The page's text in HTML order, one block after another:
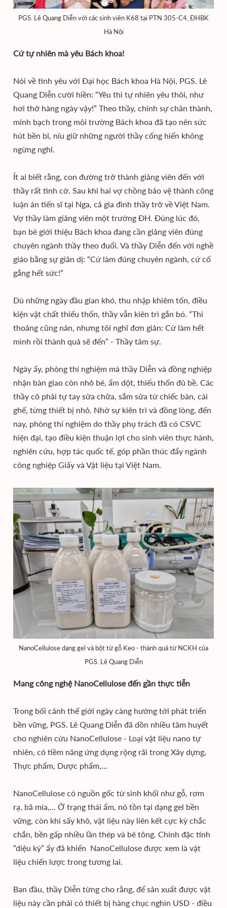
PGS. Lê Quang Diễn với các sinh viên K68 tại PTN 305-C4, ĐHBK
Hà Nội
Cứ tự nhiên mà yêu Bách khoa!
Nói về tình yêu với Đại học Bách khoa Hà Nội, PGS. Lê
Quang Diễn cười hiền: “Yêu thì tự nhiên yêu thôi, như
hơi thở hàng ngày vậy!” Theo thầy, chính sự chân thành,
minh bạch trong môi trường Bách khoa đã tạo nên sức
hút bền bỉ, níu giữ những người thầy cống hiến không
ngừng nghỉ.
Ít ai biết rằng, con đường trở thành giảng viên đến với
thầy rất tình cờ. Sau khi hai vợ chồng bảo vệ thành công
luận án tiến sĩ tại Nga, cả gia đình thầy trở về Việt Nam.
Vợ thầy làm giảng viên một trường ĐH. Đúng lúc đó,
bạn bè giới thiệu Bách khoa đang cần giảng viên đúng
chuyên ngành thầy theo đuổi. Và thầy Diễn đến với nghề
giáo bằng sự giản dị: “Cứ làm đúng chuyên ngành, cứ cố
gắng hết sức!”
Dù những ngày đầu gian khó, thu nhập khiêm tốn, điều
kiện vật chất thiếu thốn, thầy vẫn kiên trì gắn bó. “Thi
thoảng cũng nản, nhưng tôi nghĩ đơn giản: Cứ làm hết
mình rồi thành quả sẽ đến” - Thầy tâm sự.
Ngày ấy, phòng thí nghiệm mà thầy Diễn và đồng nghiệp
nhận bàn giao còn nhỏ bé, ẩm dột, thiếu thốn đủ bề. Các
thầy cô phải tự tay sửa chữa, sắm sửa từ chiếc bàn, cái
ghế, từng thiết bị nhỏ. Nhờ sự kiên trì và đồng lòng, đến
nay, phòng thí nghiệm do thầy phụ trách đã có CSVC
hiện đại, tạo điều kiện thuận lợi cho sinh viên thực hành,
nghiên cứu, hợp tác quốc tế, góp phần thúc đẩy ngành
công nghiệp Giấy và Vật liệu tại Việt Nam.
NanoCellulose dạng gel và bột từ gỗ Keo - thành quả từ NCKH của
PGS. Lê Quang Diễn
Mang công nghệ NanoCellulose đến gần thực tiễn
Trong bối cảnh thế giới ngày càng hướng tới phát triển
bền vững, PGS. Lê Quang Diễn đã dồn nhiều tâm huyết
cho nghiên cứu NanoCellulose - Loại vật liệu nano tự
nhiên, có tiềm năng ứng dụng rộng rãi trong Xây dựng,
Thực phẩm, Dược phẩm,…
NanoCellulose có nguồn gốc từ sinh khối như gỗ, rơm
rạ, bã mía,... Ở trạng thái ẩm, nó tồn tại dạng gel bền
vững, còn khi sấy khô, vật liệu này liên kết cực kỳ chắc
chắn, bền gấp nhiều lần thép và bê tông. Chính đặc tính
“diệu kỳ” ấy đã khiến NanoCellulose được xem là vật
liệu chiến lược trong tương lai.
Ban đầu, thầy Diễn từng cho rằng, để sản xuất được vật
liệu này cần phải có thiết bị hàng chục nghìn USD - điều